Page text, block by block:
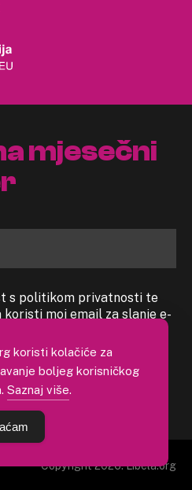
mjesečni
s politikom privatnosti te
moj email za slanje e-
Copyright 2026. Libela.org
koristi kolačiće za
boljeg korisničkog
Saznaj više.